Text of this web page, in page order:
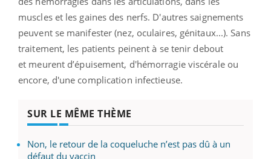
muscles et les gaines des nerfs. D'autres saignements
peuvent se manifester (nez, oculaires, génitaux...). Sans
traitement, les patients peinent à se tenir debout
et meurent d’épuisement, d'hémorragie viscérale ou
encore, d'une complication infectieuse.
SUR LE MÊME THÈME
Non, le retour de la coqueluche n’est pas dû à un
défaut du vaccin